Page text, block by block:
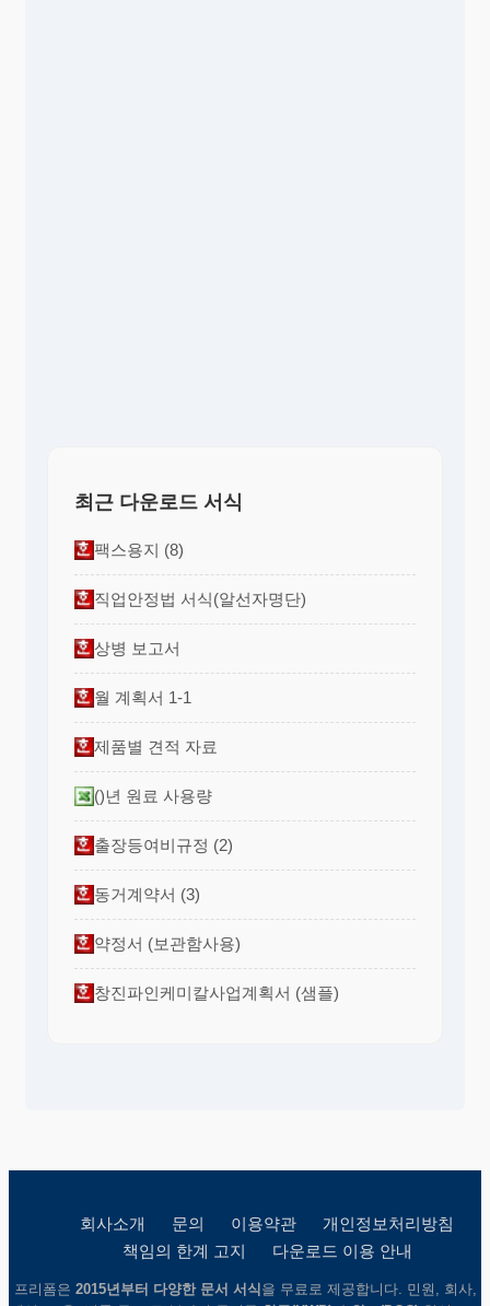
최근 다운로드 서식
팩스용지 (8)
직업안정법 서식(알선자명단)
상병 보고서
월 계획서 1-1
제품별 견적 자료
()년 원료 사용량
출장등여비규정 (2)
동거계약서 (3)
약정서 (보관함사용)
창진파인케미칼사업계획서 (샘플)
회사소개 문의 이용약관
개인정보처리방침
책임의 한계 고지
다운로드 이용 안내
프리폼은 2015년부터 다양한 문서 서식 을 무료로 제공합니다. 민원, 회사,